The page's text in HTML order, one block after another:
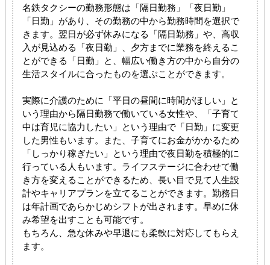
名鉄タクシーの勤務形態は「隔日勤務」「夜日勤」
「日勤」があり、その勤務の中から勤務時間を選択で
きます。翌日が必ず休みになる「隔日勤務」や、高収
入が見込める「夜日勤」、夕方までに業務を終えるこ
とができる「日勤」と、幅広い働き方の中から自分の
生活スタイルに合ったものを選ぶことができます。
実際に介護のために「平日の昼間に時間がほしい」と
いう理由から隔日勤務で働いている女性や、「子育て
中は育児に協力したい」という理由で「日勤」に変更
した男性もいます。また、子育てにお金がかかるため
「しっかり稼ぎたい」という理由で夜日勤を積極的に
行っている人もいます。ライフステージに合わせて働
き方を変えることができるため、長い目で見て人生設
計やキャリアプランを立てることができます。勤務日
は年計画であらかじめシフトが出されます。早めに休
み希望を出すことも可能です。
もちろん、急な休みや早退にも柔軟に対応してもらえ
ます。